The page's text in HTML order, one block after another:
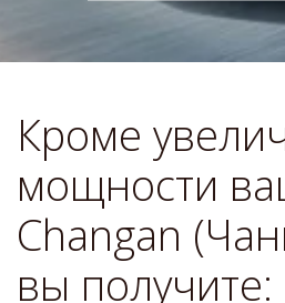
Кроме
мощности
Changan
вы получите: